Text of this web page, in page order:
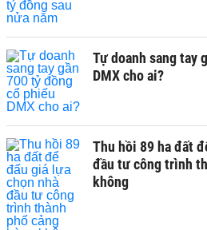
Tự doanh sang tay
DMX cho ai?
Thu hồi 89 ha đất
đầu tư công trình
không